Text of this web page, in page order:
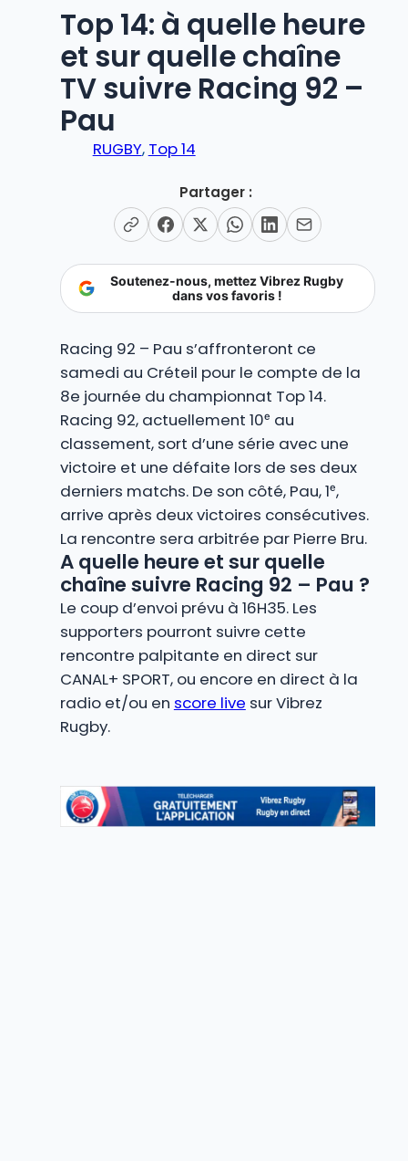
Top 14: à quelle heure
et sur quelle chaîne
TV suivre Racing 92 –
Pau
RUGBY, Top 14
Partager :
Soutenez-nous, mettez Vibrez Rugby
dans vos favoris !
Racing 92 – Pau s’affronteront ce
samedi au Créteil pour le compte de la
8e journée du championnat Top 14.
Racing 92, actuellement 10ᵉ au
classement, sort d’une série avec une
victoire et une défaite lors de ses deux
derniers matchs. De son côté, Pau, 1ᵉ,
arrive après deux victoires consécutives.
La rencontre sera arbitrée par Pierre Bru.
A quelle heure et sur quelle
chaîne suivre Racing 92 – Pau ?
Le coup d’envoi prévu à 16H35. Les
supporters pourront suivre cette
rencontre palpitante en direct sur
CANAL+ SPORT, ou encore en direct à la
radio et/ou en score live sur Vibrez
Rugby.